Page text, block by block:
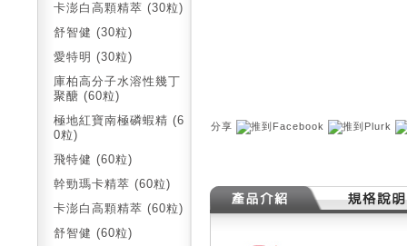
卡澎白高顆精萃 (30粒)
舒智健 (30粒)
愛特明 (30粒)
庫柏高分子水溶性幾丁
聚醣 (60粒)
極地紅寶南極磷蝦精 (6
0粒)
飛特健 (60粒)
幹勁瑪卡精萃 (60粒)
卡澎白高顆精萃 (60粒)
舒智健 (60粒)
分享